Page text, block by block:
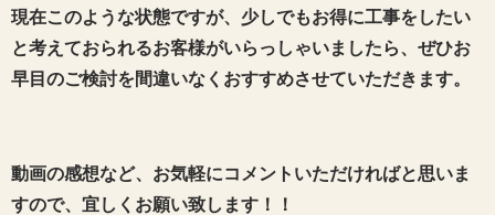
現在このような状態ですが、少しでもお得に工事をしたい
と考えておられるお客様がいらっしゃいましたら、ぜひお
早目のご検討を間違いなくおすすめさせていただきます。
動画の感想など、お気軽にコメントいただければと思いま
すので、宜しくお願い致します！！